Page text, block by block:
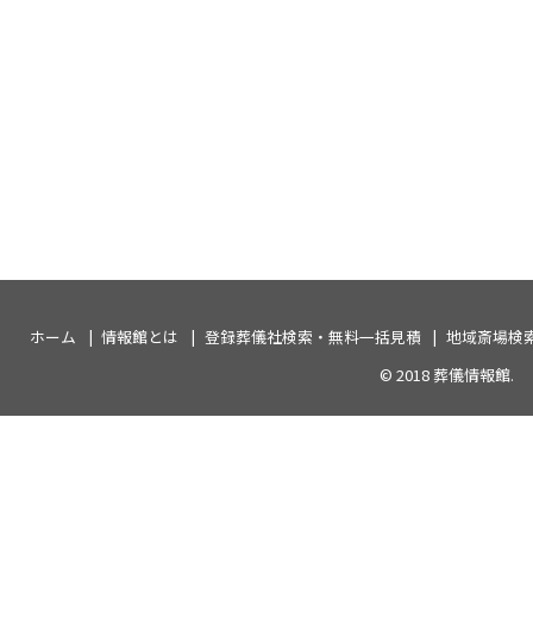
ホーム 情報館とは 登録葬儀社検索・無料一括見積
地域斎場検
© 2018葬儀情報館.